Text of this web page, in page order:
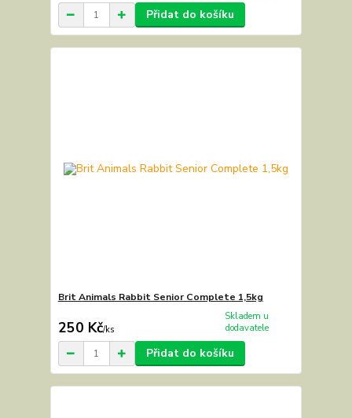
Přidat do košíku
Brit Animals Rabbit Senior Complete 1,5kg
250 Kč/ks
Skladem u
dodavatele
Přidat do košíku